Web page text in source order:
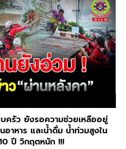
ครัว ยังรอความช่วยเหลืออยู่
าหาร และน้ำดื่ม น้ำท่วมสูงใน
ปี วิกฤตหนัก !!!